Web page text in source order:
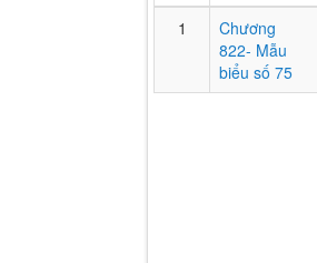
1
Chương
822- Mẫu
biểu số 75